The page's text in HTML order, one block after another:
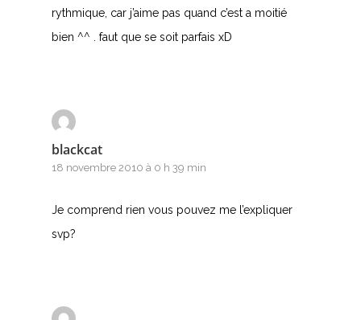
rythmique, car j’aime pas quand c’est a moitié
bien ^^ . faut que se soit parfais xD
blackcat
18 novembre 2010 à 0 h 39 min
Je comprend rien vous pouvez me l’expliquer
svp?